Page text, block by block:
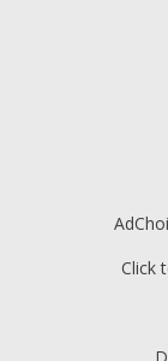
Click